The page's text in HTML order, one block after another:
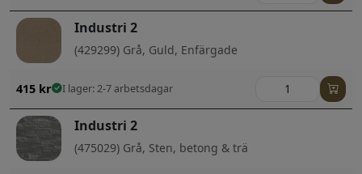
Industri 2
(429299) Grå, Guld, Enfärgade
415 kr I lager: 2-7 arbetsdagar
Industri 2
(475029) Grå, Sten, betong & trä